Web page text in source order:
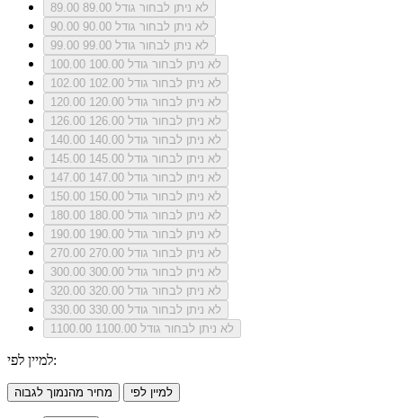
89.00
לא ניתן לבחור גודל 89.00
90.00
לא ניתן לבחור גודל 90.00
99.00
לא ניתן לבחור גודל 99.00
100.00
לא ניתן לבחור גודל 100.00
102.00
לא ניתן לבחור גודל 102.00
120.00
לא ניתן לבחור גודל 120.00
126.00
לא ניתן לבחור גודל 126.00
140.00
לא ניתן לבחור גודל 140.00
145.00
לא ניתן לבחור גודל 145.00
147.00
לא ניתן לבחור גודל 147.00
150.00
לא ניתן לבחור גודל 150.00
180.00
לא ניתן לבחור גודל 180.00
190.00
לא ניתן לבחור גודל 190.00
270.00
לא ניתן לבחור גודל 270.00
300.00
לא ניתן לבחור גודל 300.00
320.00
לא ניתן לבחור גודל 320.00
330.00
לא ניתן לבחור גודל 330.00
1100.00
לא ניתן לבחור גודל 1100.00
למיין לפי:
מחיר מהנמוך לגבוה למיין לפי